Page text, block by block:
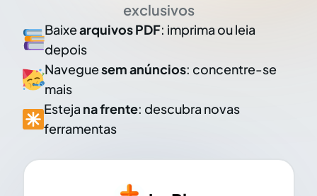
exclusivos
Baixearquivos PDF: imprima ou leia
depois
Naveguesem anúncios: concentre-se
mais
Esteja na frente: descubra novas
ferramentas